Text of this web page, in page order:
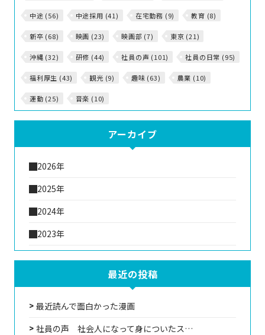
中途 (56) 中途採用 (41) 在宅勤務 (9) 教育 (8)
新卒 (68) 映画 (23) 映画部 (7) 東京 (21)
沖縄 (32) 研修 (44) 社員の声 (101) 社員の日常 (95)
福利厚生 (43) 観光 (9) 趣味 (63) 農業 (10)
運動 (25) 音楽 (10)
アーカイブ
2026年
2025年
2024年
2023年
最近の投稿
最近読んで面白かった漫画
社員の声 社会人になって身についたス…